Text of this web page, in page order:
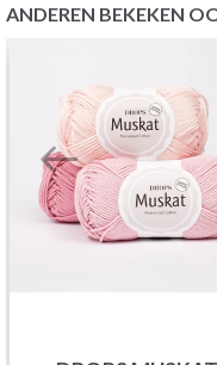
ANDEREN BEKEKEN